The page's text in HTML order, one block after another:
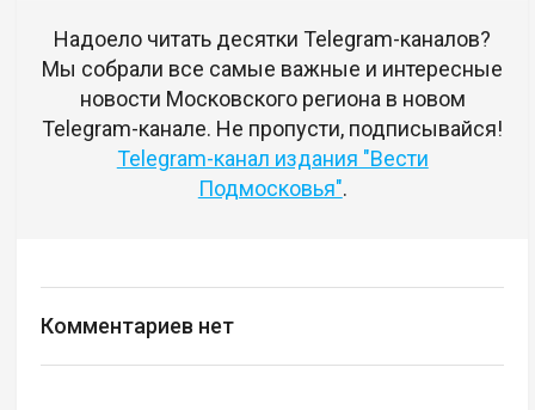
Надоело читать десятки Telegram-каналов?
Мы собрали все самые важные и интересные
новости Московского региона в новом
Telegram-канале. Не пропусти, подписывайся!
Telegram-канал издания "Вести
Подмосковья".
Комментариев нет